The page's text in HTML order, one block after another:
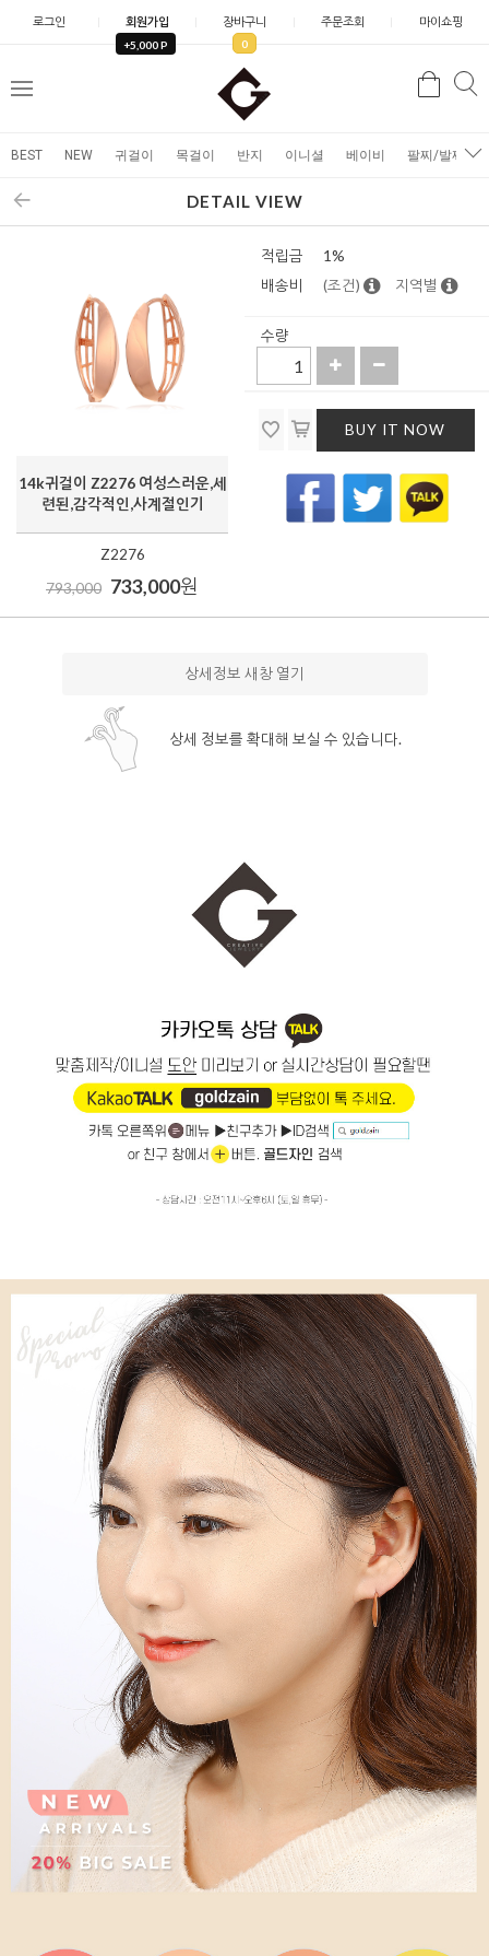
로그인 회원가입
+5,000 P
장바구니
0
주문조회 마이쇼핑
메
검
BEST NEW 귀걸이 목걸이 반지 이니셜 베이비 팔찌/발찌
DETAIL VIEW
14k귀걸이 Z2276 여성스러운,세
련된,감각적인,사계절인기
Z2276
793,000 733,000원
적립금
1%
배송비
(조건) 지역별
수량
BUY IT NOW
상세정보 새창 열기
상세 정보를 확대해 보실 수 있습니다.